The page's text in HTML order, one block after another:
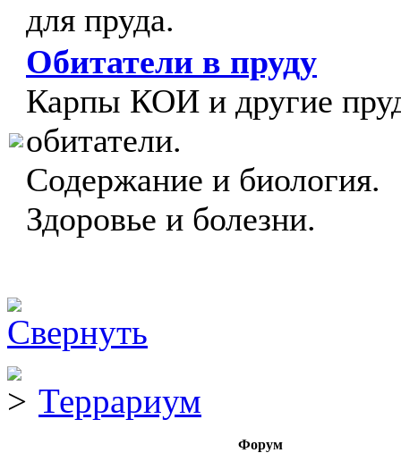
для пруда.
Обитатели в пруду
Карпы КОИ и другие
обитатели.
Содержание и биология.
Здоровье и болезни.
Террариум
Форум